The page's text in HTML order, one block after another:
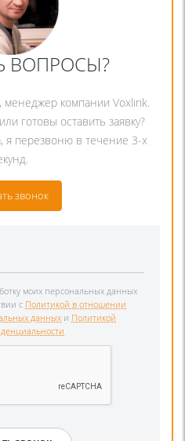
ВОПРОСЫ?
менеджер компании Voxlink.
готовы оставить заявку?
я перезвоню в течение 3-х
звонок
моих персональных данных
с Политикой в отношении
данных и Политикой